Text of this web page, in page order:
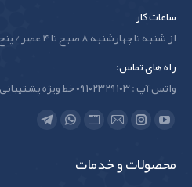
ساعات کار
از شنبه تا چهارشنبه ۸ صبح تا ۴ عصر / پنج شنبه ۸ تا ۲ عصر
راه های تماس:
واتس آپ : ۰۹۱۰۲۳۲۹۱۰۳ خط ویژه پشتیبانی و فروش: 09002329103
Find us on:
YouTube
opens
Instagram
opens
Mail
opens
Website
opens
Whatsapp
Telegram
محصولات و خدمات